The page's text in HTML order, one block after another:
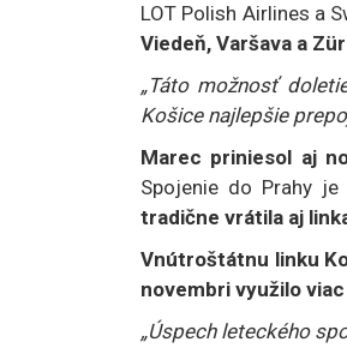
LOT Polish Airlines a
Viedeň, Varšava a
„Táto možnosť
Košice najlepšie
Marec priniesol aj
Spojenie do Prahy
tradične vrátila aj
Vnútroštátnu linku
novembri využilo
„Úspech leteckého